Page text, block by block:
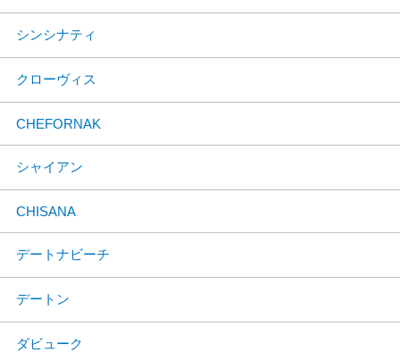
シンシナティ
クローヴィス
CHEFORNAK
シャイアン
CHISANA
デートナビーチ
デートン
ダビューク